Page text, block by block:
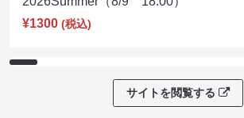
古古古～古着を語る90分～
2026Summer（8/9 18:00）